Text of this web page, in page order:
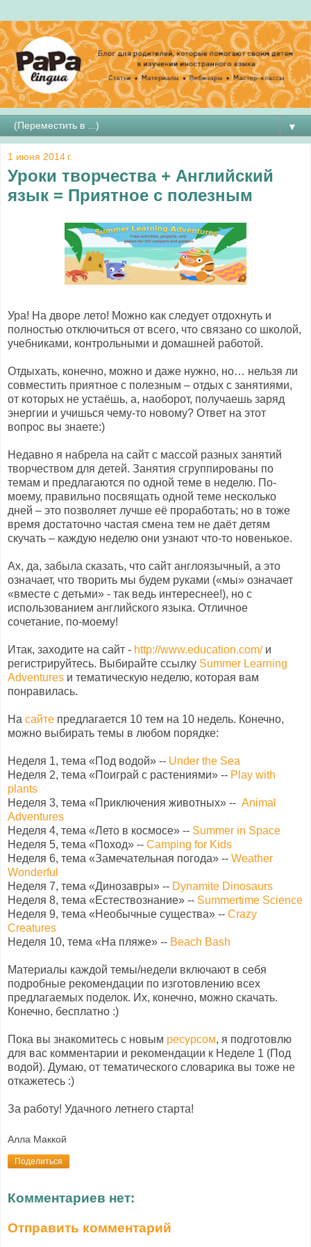
▼
1 июня 2014 г.
Уроки творчества + Английский
язык = Приятное с полезным
Ура! На дворе лето! Можно как следует отдохнуть и
полностью отключиться от всего, что связано со школой,
учебниками, контрольными и домашней работой.
Отдыхать, конечно, можно и даже нужно, но… нельзя ли
совместить приятное с полезным – отдых с занятиями,
от которых не устаёшь, а, наоборот, получаешь заряд
энергии и учишься чему-то новому? Ответ на этот
вопрос вы знаете:)
Недавно я набрела на сайт с массой разных занятий
творчеством для детей. Занятия сгруппированы по
темам и предлагаются по одной теме в неделю. По-
моему, правильно посвящать одной теме несколько
дней – это позволяет лучше её проработать; но в тоже
время достаточно частая смена тем не даёт детям
скучать – каждую неделю они узнают что-то новенькое.
Ах, да, забыла сказать, что сайт англоязычный, а это
означает, что творить мы будем руками («мы» означает
«вместе с детьми» - так ведь интереснее!), но с
использованием английского языка. Отличное
сочетание, по-моему!
Итак, заходите на сайт - http://www.education.com/и
регистрируйтесь. Выбирайте ссылку Summer Learning
Adventures и тематическую неделю, которая вам
понравилась.
На сайте предлагается 10 тем на 10 недель. Конечно,
можно выбирать темы в любом порядке:
Неделя 1, тема «Под водой» -- Under the Sea
Неделя 2, тема «Поиграй с растениями» -- Play with
plants
Неделя 3, тема «Приключения животных» -- Animal
Adventures
Неделя 4, тема «Лето в космосе» -- Summer in Space
Неделя 5, тема «Поход» -- Camping for Kids
Неделя 6, тема «Замечательная погода» -- Weather
Wonderful
Неделя 7, тема «Динозавры» -- Dynamite Dinosaurs
Неделя 8, тема «Естествознание» -- Summertime Science
Неделя 9, тема «Необычные существа» -- Crazy
Creatures
Неделя 10, тема «На пляже» -- Beach Bash
Материалы каждой темы/недели включают в себя
подробные рекомендации по изготовлению всех
предлагаемых поделок. Их, конечно, можно скачать.
Конечно, бесплатно :)
Пока вы знакомитесь с новым ресурсом, я подготовлю
для вас комментарии и рекомендации к Неделе 1 (Под
водой). Думаю, от тематического словарика вы тоже не
откажетесь :)
За работу! Удачного летнего старта!
Алла Маккой
Поделиться
Комментариев нет:
Отправить комментарий